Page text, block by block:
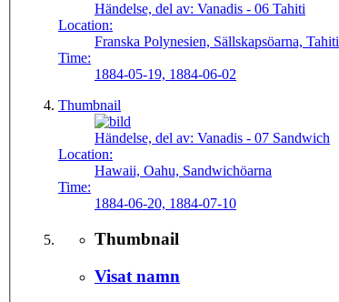
Händelse, del av: Vanadis - 06 Tahiti
Location:
Franska Polynesien, Sällskapsöarna, Tahiti
Time:
1884-05-19, 1884-06-02
Thumbnail
Händelse, del av: Vanadis - 07 Sandwich
Location:
Hawaii, Oahu, Sandwichöarna
Time:
1884-06-20, 1884-07-10
Thumbnail
Visat namn